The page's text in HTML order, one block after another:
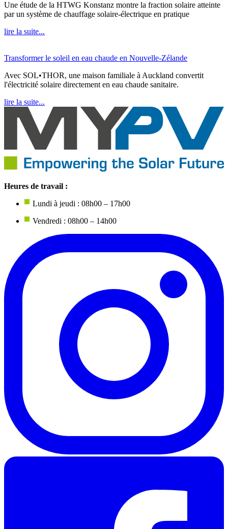
Une étude de la HTWG Konstanz montre la fraction solaire atteinte
par un système de chauffage solaire-électrique en pratique
lire la suite...
Transformer le soleil en eau chaude en Nouvelle-Zélande
Avec SOL•THOR, une maison familiale à Auckland convertit
l'électricité solaire directement en eau chaude sanitaire.
lire la suite...
Heures de travail :
Lundi à jeudi : 08h00 – 17h00
Vendredi : 08h00 – 14h00